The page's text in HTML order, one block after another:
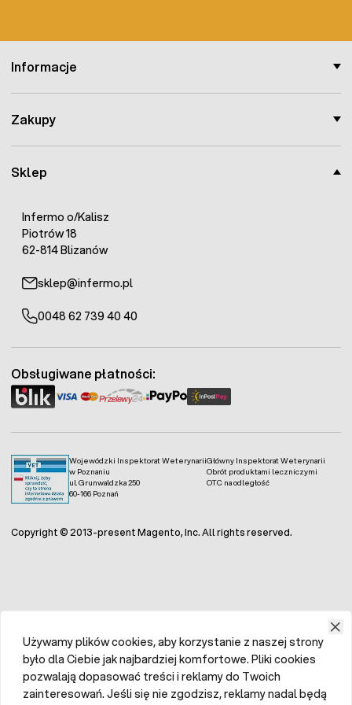
Sklep
Infermo o/Kalisz
Piotrów 18
62-814 Blizanów
sklep@infermo.pl
0048 62 739 40 40
Informacje
Zakupy
Wojewódzki Inspektorat Weterynarii
w Poznaniu
ul. Grunwaldzka 250
60-166 Poznań
Główny Inspektorat Weterynarii
Obrót produktami leczniczymi
OTC na odległość
Obsługiwane płatności:
Copyright © 2013-present Magento, Inc. All rights reserved.
Używamy plików cookies, aby korzystanie z naszej strony
było dla Ciebie jak najbardziej komfortowe. Pliki cookies
pozwalają dopasować treści i reklamy do Twoich
zainteresowań. Jeśli się nie zgodzisz, reklamy nadal będą